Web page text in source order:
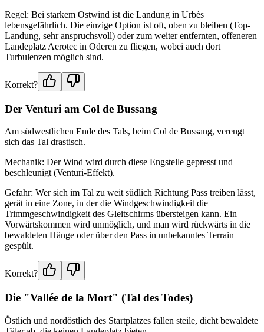
Regel: Bei starkem Ostwind ist die Landung in Urbès
lebensgefährlich. Die einzige Option ist oft, oben zu bleiben (Top-
Landung, sehr anspruchsvoll) oder zum weiter entfernten, offeneren
Landeplatz Aerotec in Oderen zu fliegen, wobei auch dort
Turbulenzen möglich sind.
Korrekt?
Der Venturi am Col de Bussang
Am südwestlichen Ende des Tals, beim Col de Bussang, verengt
sich das Tal drastisch.
Mechanik: Der Wind wird durch diese Engstelle gepresst und
beschleunigt (Venturi-Effekt).
Gefahr: Wer sich im Tal zu weit südlich Richtung Pass treiben lässt,
gerät in eine Zone, in der die Windgeschwindigkeit die
Trimmgeschwindigkeit des Gleitschirms übersteigen kann. Ein
Vorwärtskommen wird unmöglich, und man wird rückwärts in die
bewaldeten Hänge oder über den Pass in unbekanntes Terrain
gespült.
Korrekt?
Die "Vallée de la Mort" (Tal des Todes)
Östlich und nordöstlich des Startplatzes fallen steile, dicht bewaldete